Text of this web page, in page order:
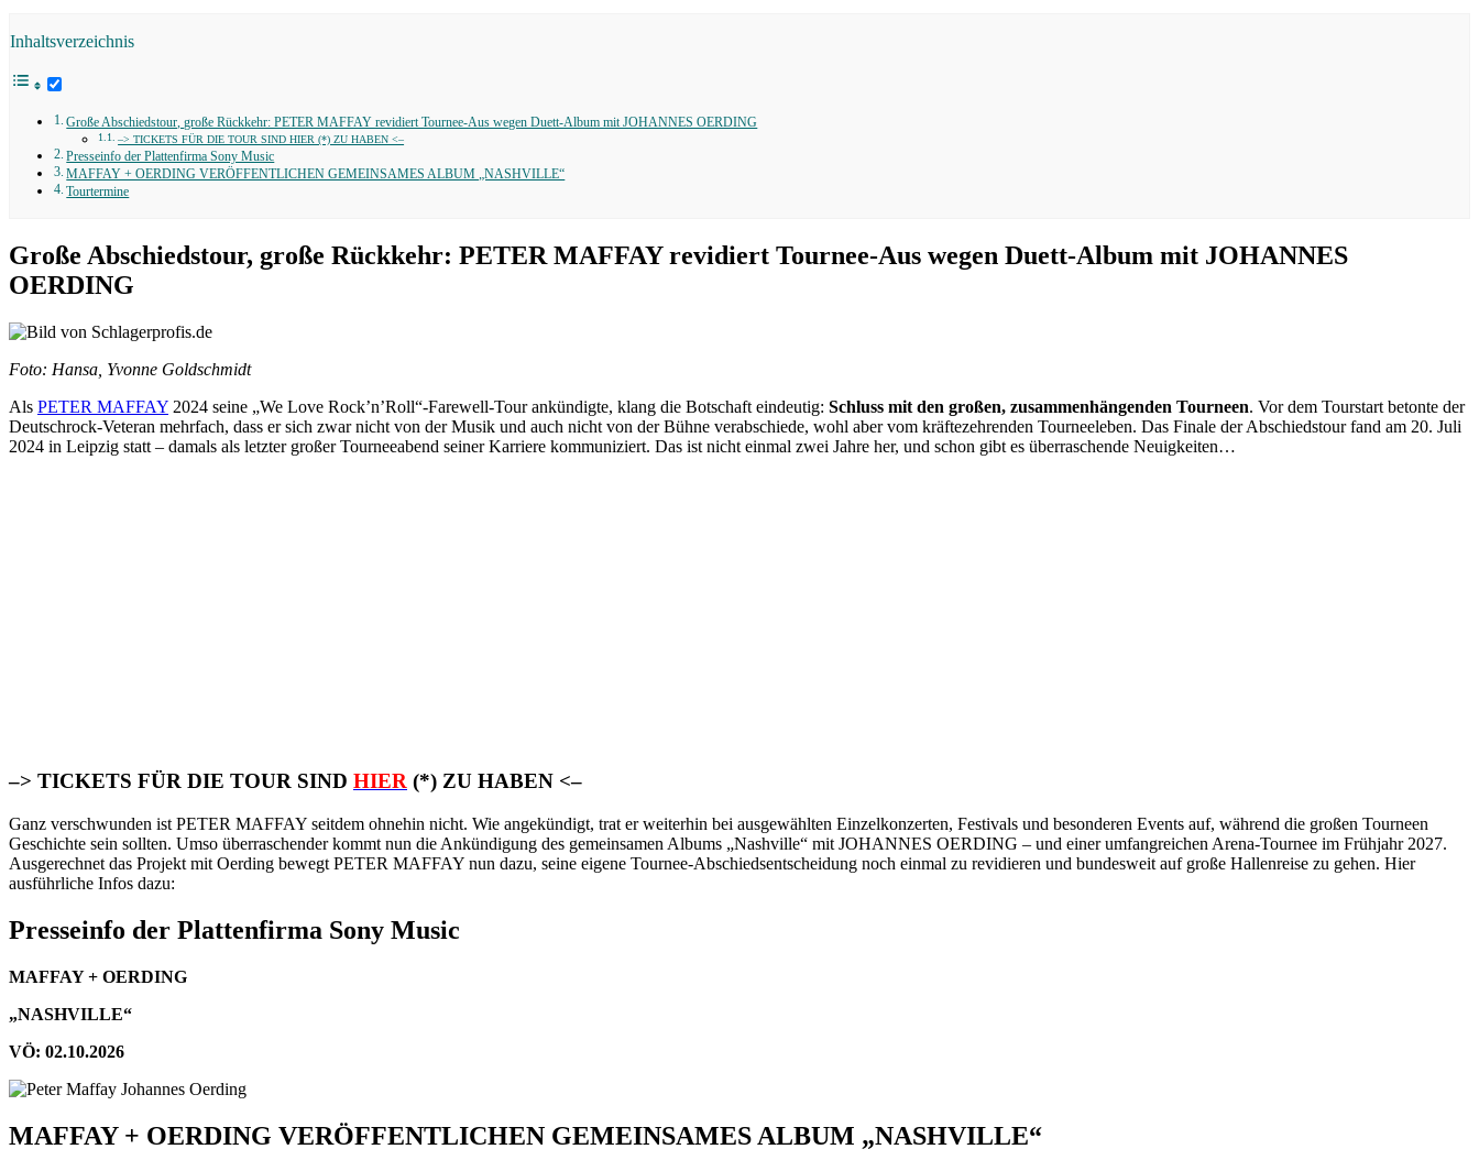
Inhaltsverzeichnis
Große Abschiedstour, große Rückkehr: PETER MAFFAY revidiert Tournee-Aus wegen Duett-Album mit JOHANNES OERDING
–> TICKETS FÜR DIE TOUR SIND HIER (*) ZU HABEN <–
Presseinfo der Plattenfirma Sony Music
MAFFAY + OERDING VERÖFFENTLICHEN GEMEINSAMES ALBUM „NASHVILLE“
Tourtermine
Große Abschiedstour, große Rückkehr: PETER MAFFAY revidiert Tournee-Aus wegen Duett-Album mit JOHANNES
OERDING
Foto: Hansa, Yvonne Goldschmidt
Als PETER MAFFAY 2024 seine „We Love Rock’n’Roll“-Farewell-Tour ankündigte, klang die Botschaft eindeutig: Schluss mit den großen, zusammenhängenden Tourneen. Vor dem Tourstart betonte der
Deutschrock-Veteran mehrfach, dass er sich zwar nicht von der Musik und auch nicht von der Bühne verabschiede, wohl aber vom kräftezehrenden Tourneeleben. Das Finale der Abschiedstour fand am 20. Juli
2024 in Leipzig statt – damals als letzter großer Tourneeabend seiner Karriere kommuniziert. Das ist nicht einmal zwei Jahre her, und schon gibt es überraschende Neuigkeiten…
–> TICKETS FÜR DIE TOUR SIND HIER (*) ZU HABEN <–
Ganz verschwunden ist PETER MAFFAY seitdem ohnehin nicht. Wie angekündigt, trat er weiterhin bei ausgewählten Einzelkonzerten, Festivals und besonderen Events auf, während die großen Tourneen
Geschichte sein sollten. Umso überraschender kommt nun die Ankündigung des gemeinsamen Albums „Nashville“ mit JOHANNES OERDING – und einer umfangreichen Arena-Tournee im Frühjahr 2027.
Ausgerechnet das Projekt mit Oerding bewegt PETER MAFFAY nun dazu, seine eigene Tournee-Abschiedsentscheidung noch einmal zu revidieren und bundesweit auf große Hallenreise zu gehen. Hier
ausführliche Infos dazu:
Presseinfo der Plattenfirma Sony Music
MAFFAY + OERDING
„NASHVILLE“
VÖ: 02.10.2026
MAFFAY + OERDING VERÖFFENTLICHEN GEMEINSAMES ALBUM „NASHVILLE“